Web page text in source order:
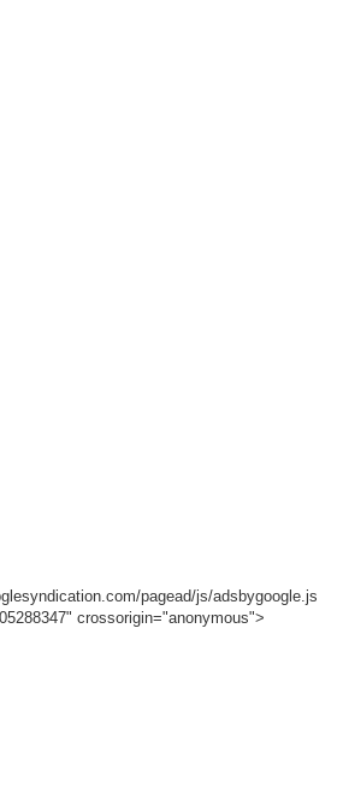
pagead/js/adsbygoogle.js
crossorigin="anonymous">